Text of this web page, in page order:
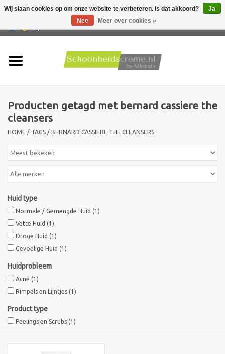
Producten
Huidproblemen
Mannen verzorging
Nieuw !!
Sothys Paris
Mila d'Opiz
Producten getagd met bernard cassiere the
cleansers
HOME / TAGS / BERNARD CASSIERE THE CLEANSERS
Huid type
Normale / Gemengde Huid (1)
Vette Huid (1)
Droge Huid (1)
Gevoelige Huid (1)
Huidprobleem
Acné (1)
Rimpels en Lijntjes (1)
Product type
Peelings en Scrubs (1)
Wij slaan cookies op om onze website te verbeteren. Is dat akkoord?
Ja
Nee
Meer over cookies »